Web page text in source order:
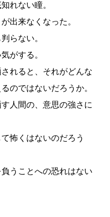
れない瞳。
出来なくなった。
らない。
がする。
れると、それがどんな
のではないだろうか。
人間の、意思の強さに
怖くはないのだろう
うことへの恐れはない